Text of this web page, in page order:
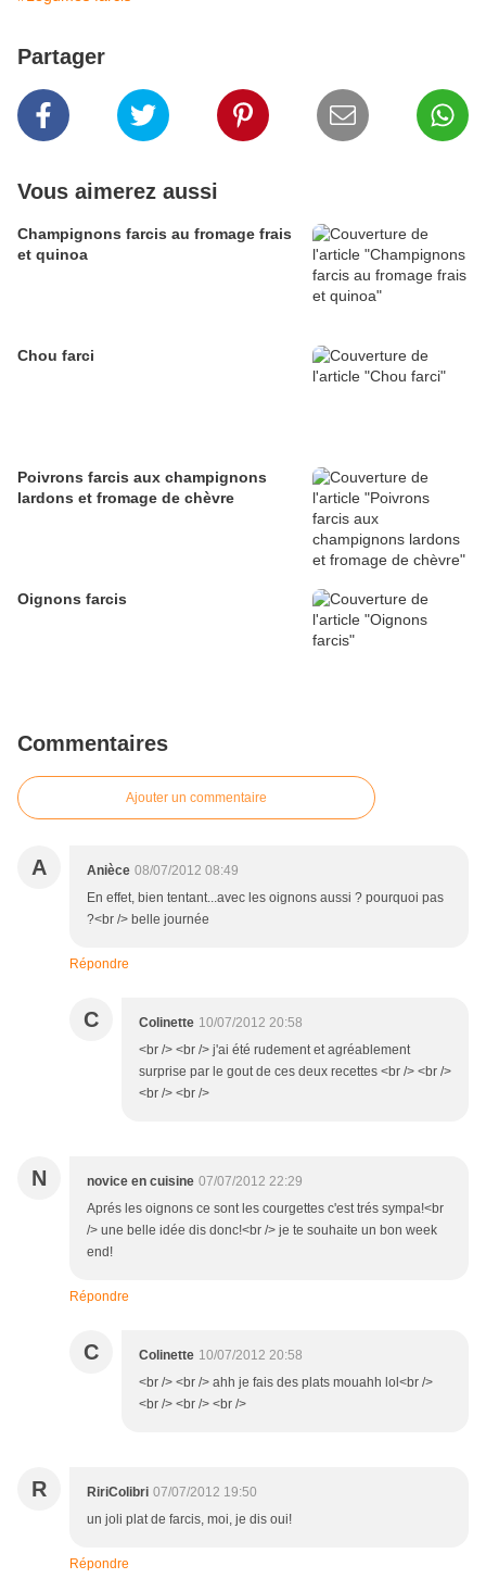
Partager
Vous aimerez aussi
Champignons farcis au fromage frais
et quinoa
Chou farci
Poivrons farcis aux champignons
lardons et fromage de chèvre
Oignons farcis
Commentaires
Ajouter un commentaire
A Anièce 08/07/2012 08:49
En effet, bien tentant...avec les oignons aussi ? pourquoi pas
?<br /> belle journée
Répondre
C Colinette 10/07/2012 20:58
<br /> <br /> j'ai été rudement et agréablement
surprise par le gout de ces deux recettes <br /> <br />
<br /> <br />
N novice en cuisine 07/07/2012 22:29
Aprés les oignons ce sont les courgettes c'est trés sympa!<br
/> une belle idée dis donc!<br /> je te souhaite un bon week
end!
Répondre
C Colinette 10/07/2012 20:58
<br /> <br /> ahh je fais des plats mouahh lol<br />
<br /> <br /> <br />
R RiriColibri 07/07/2012 19:50
un joli plat de farcis, moi, je dis oui!
Répondre